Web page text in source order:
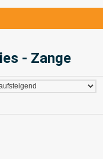
- Zange